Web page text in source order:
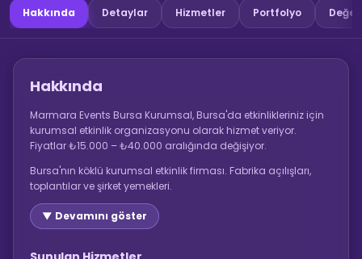
Hakkında Detaylar Hizmetler Portfolyo
Hakkında
Marmara Events Bursa Kurumsal, Bursa'da etkinlikleriniz için
kurumsal etkinlik organizasyonu olarak hizmet veriyor.
Fiyatlar ₺15.000 – ₺40.000 aralığında değişiyor.
Bursa'nın köklü kurumsal etkinlik firması. Fabrika açılışları,
toplantılar ve şirket yemekleri.
▼ Devamını göster